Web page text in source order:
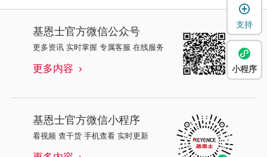
基恩士官方微信公众号
更多资讯 实时掌握 专属客服 在线服务
更多内容
基恩士官方微信小程序
看视频 查干货 手机查看 实时更新
支持
小程序